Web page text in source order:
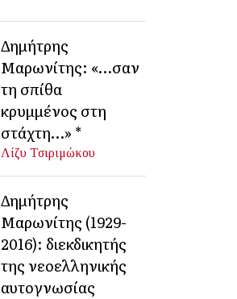
Δημήτρης
Μαρωνίτης: «…σαν
τη σπίθα
κρυμμένος στη
στάχτη…» *
Λίζυ Τσιριμώκου
Δημήτρης
Μαρωνίτης (1929-
2016): διεκδικητής
της νεοελληνικής
αυτογνωσίας